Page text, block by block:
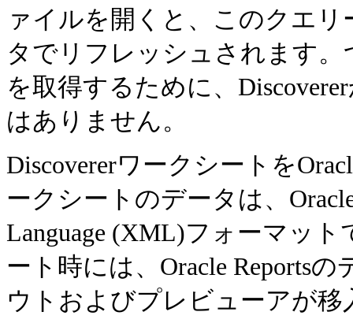
ァイルを開くと、このクエ
タでリフレッシュされます。
を取得するために、
はありません。
Discovererワークシートを
ークシートのデータは、
Language (XML)フォーマッ
ート時には、Oracle Reports
ウトおよびプレビューアが移